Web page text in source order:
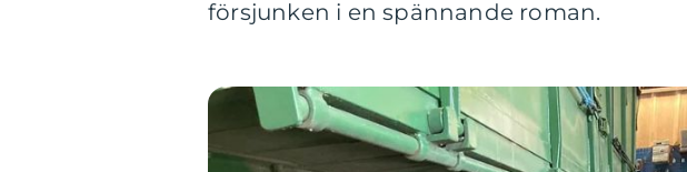
försjunken i en spännande roman.